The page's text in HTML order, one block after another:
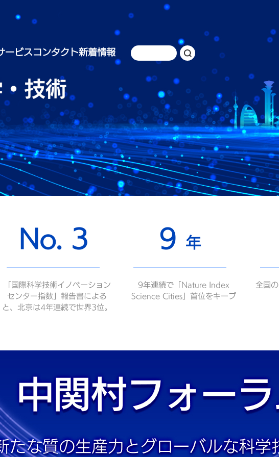
ービスコンタクト新着情報
No. 3
「国際科学技術イノベーション
センター指数」報告書による
と、北京は4年連続で世界3位。
9 年
9年連続で「Nature Index
Science Cities」首位をキープ
全国